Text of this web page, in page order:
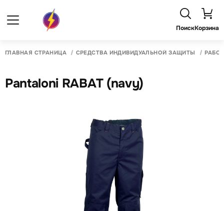
ПоискКорзина
ГЛАВНАЯ СТРАНИЦА СРЕДСТВА ИНДИВИДУАЛЬНОЙ ЗАЩИТЫ
Pantaloni RABAT (navy)